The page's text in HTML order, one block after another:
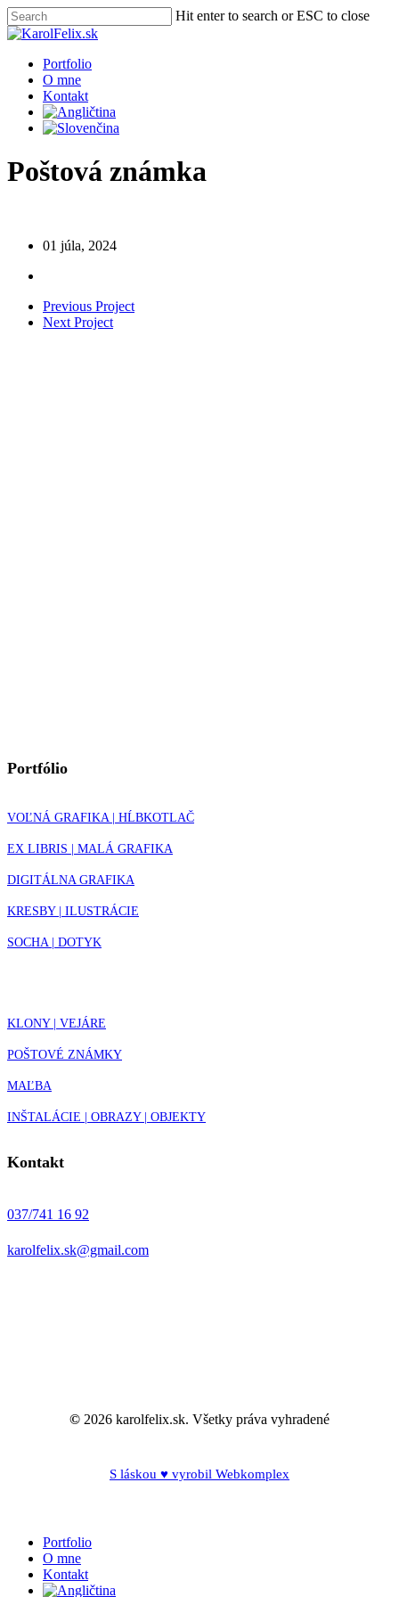
Skip
to
content
Hit enter to search or ESC to close
Close
Menu
Portfolio
O mne
Kontakt
Poštová známka
01 júla, 2024
Previous Project
Next Project
Portfólio
VOĽNÁ GRAFIKA | HĹBKOTLAČ
EX LIBRIS | MALÁ GRAFIKA
DIGITÁLNA GRAFIKA
KRESBY | ILUSTRÁCIE
SOCHA | DOTYK
KLONY | VEJÁRE
POŠTOVÉ ZNÁMKY
MAĽBA
INŠTALÁCIE | OBRAZY | OBJEKTY
Kontakt
037/741 16 92
karolfelix.sk@gmail.com
© 2026 karolfelix.sk. Všetky práva vyhradené
S láskou ♥ vyrobil Webkomplex
Close
Menu
Portfolio
O mne
Kontakt